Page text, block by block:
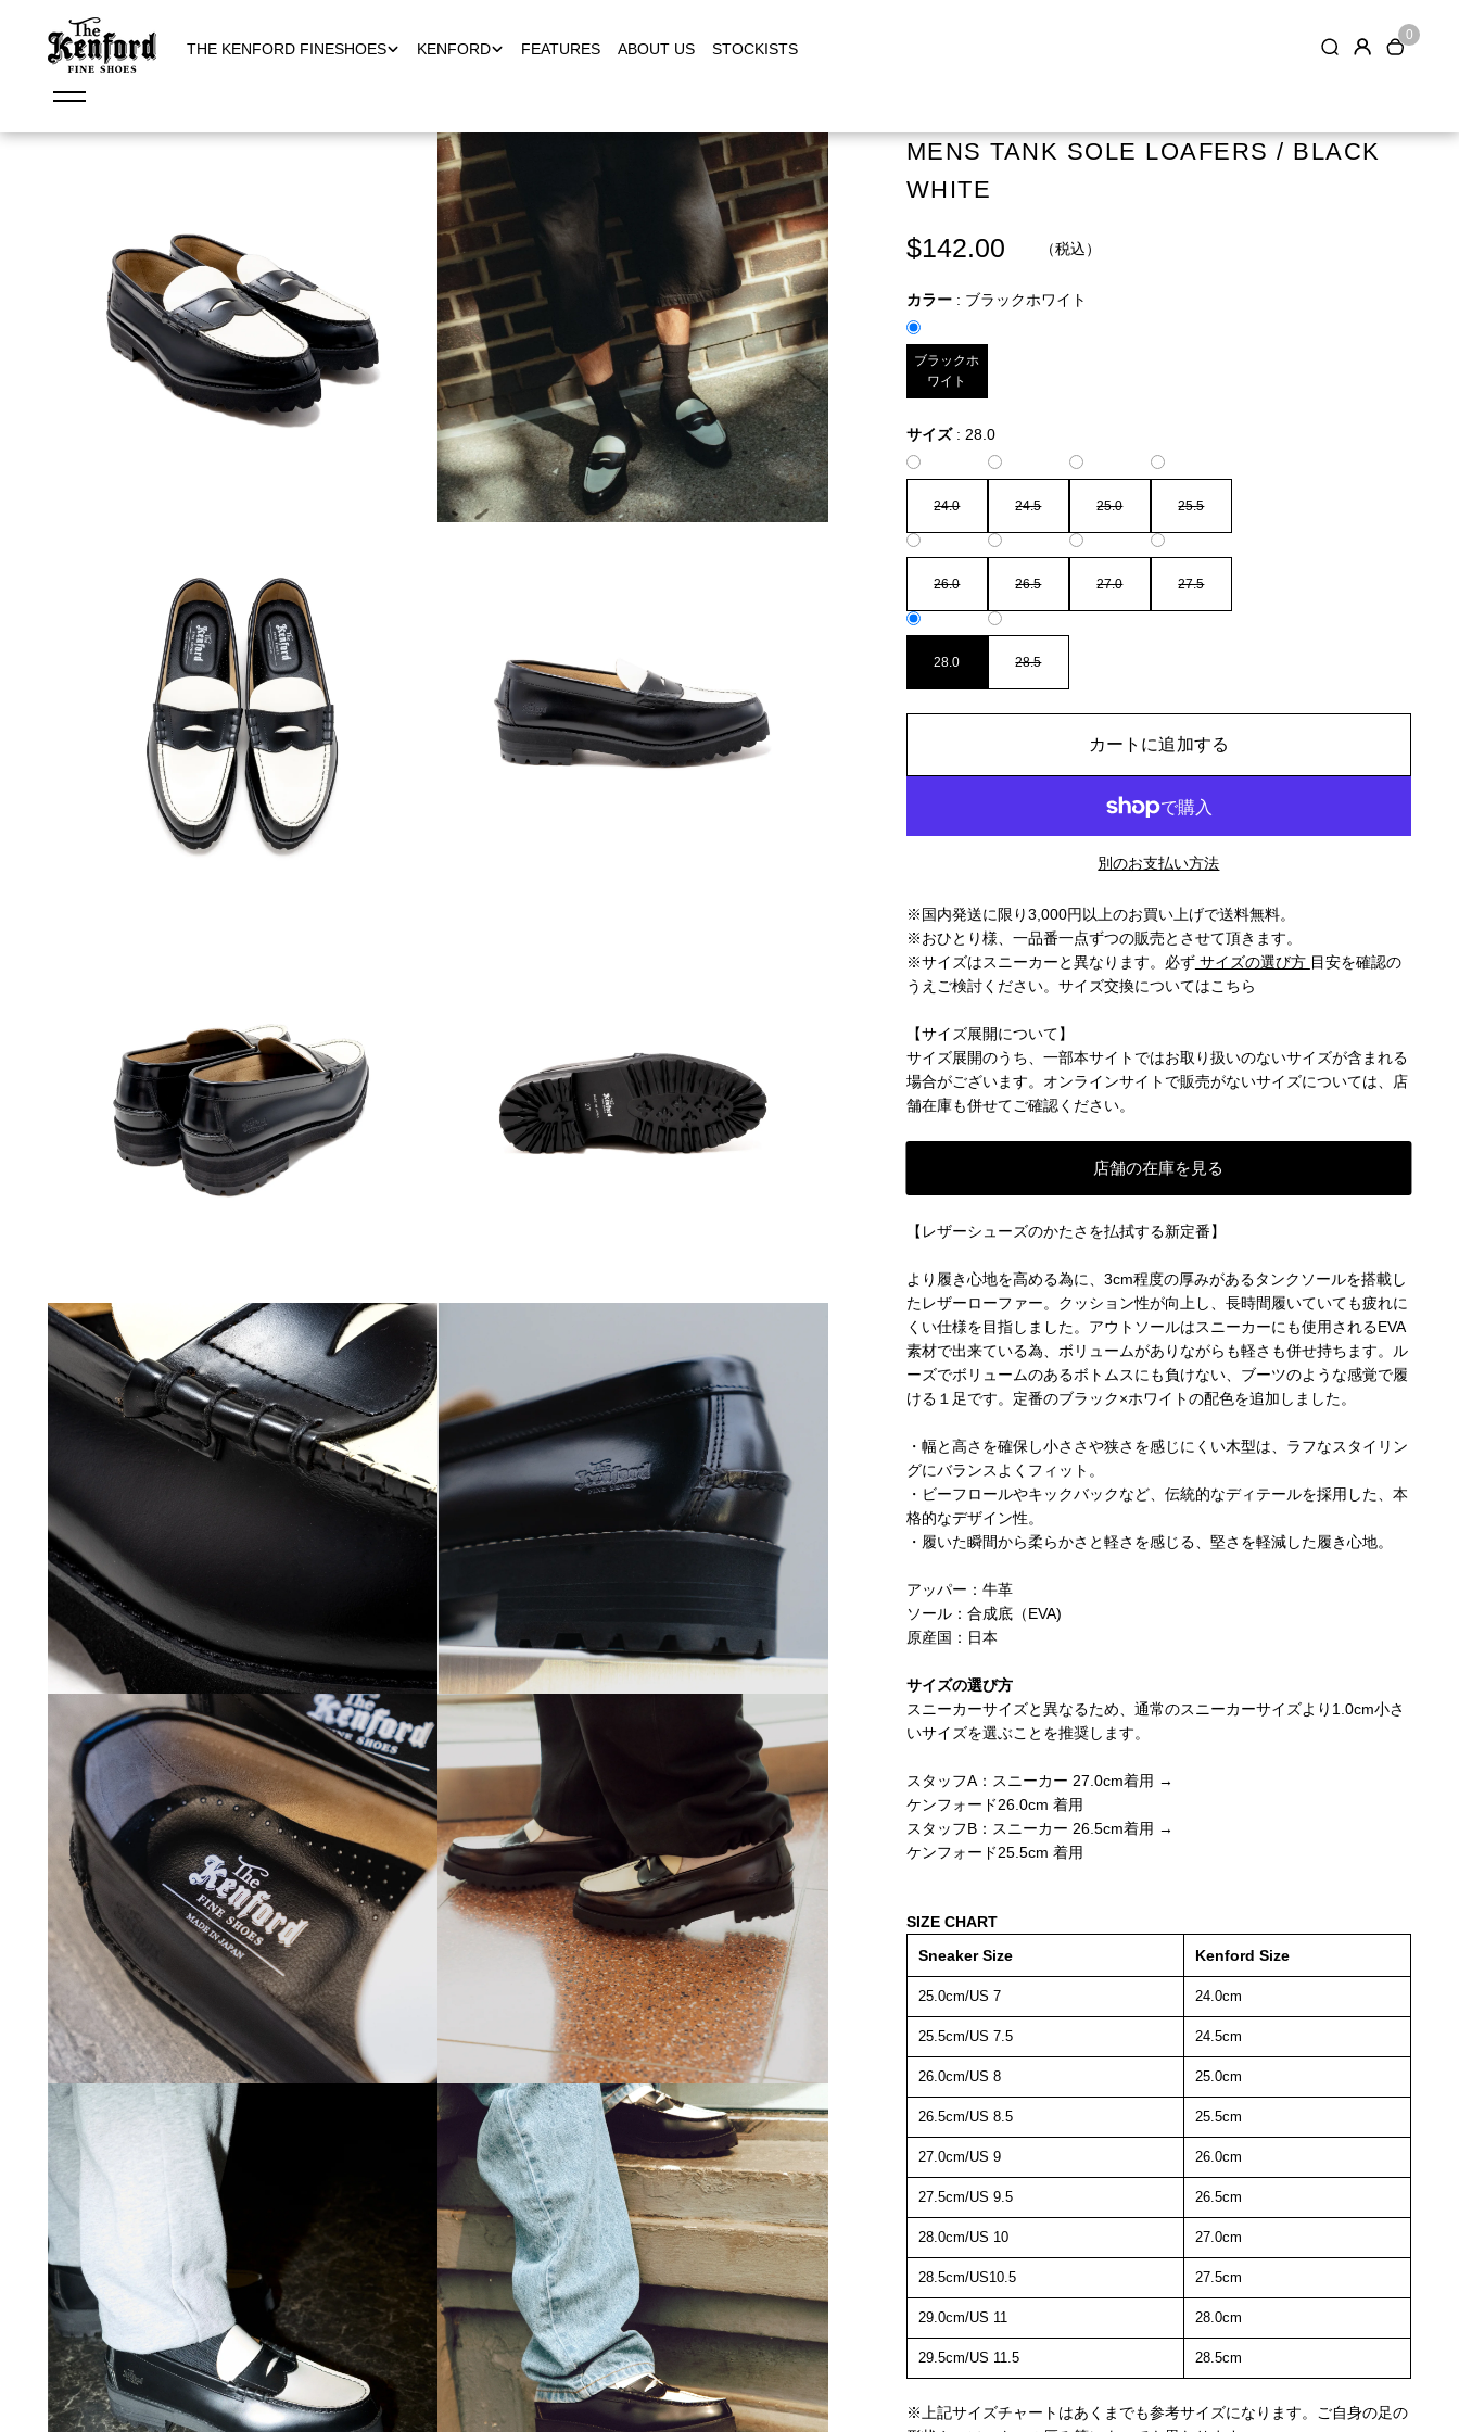
THE KENFORD FINESHOES KENFORD FEATURES ABOUT US STOCKISTS
0
MENS TANK SOLE LOAFERS / BLACK
WHITE
$142.00 （税込）
カラー : ブラックホワイト
ブラックホ
ワイト
サイズ : 28.0
24.0 24.5 25.0 25.5
26.0 26.5 27.0 27.5
28.0 28.5
カートに追加する
別のお支払い方法
※国内発送に限り3,000円以上のお買い上げで送料無料。
※おひとり様、一品番一点ずつの販売とさせて頂きます。
※サイズはスニーカーと異なります。必ずサイズの選び方 目安を確認の
うえご検討ください。 サイズ交換についてはこちら
【サイズ展開について】
サイズ展開のうち、一部本サイトではお取り扱いのないサイズが含まれる
場合がございます。オンラインサイトで販売がないサイズについては、店
舗在庫も併せてご確認ください。
店舗の在庫を見る
【レザーシューズのかたさを払拭する新定番】
より履き心地を高める為に、3cm程度の厚みがあるタンクソールを搭載し
たレザーローファー。クッション性が向上し、長時間履いていても疲れに
くい仕様を目指しました。アウトソールはスニーカーにも使用されるEVA
素材で出来ている為、ボリュームがありながらも軽さも併せ持ちます。ル
ーズでボリュームのあるボトムスにも負けない、ブーツのような感覚で履
ける１足です。定番のブラック×ホワイトの配色を追加しました。
・幅と高さを確保し小ささや狭さを感じにくい木型は、ラフなスタイリン
グにバランスよくフィット。
・ビーフロールやキックバックなど、伝統的なディテールを採用した、本
格的なデザイン性。
・履いた瞬間から柔らかさと軽さを感じる、堅さを軽減した履き心地。
アッパー：牛革
ソール：合成底（EVA)
原産国：日本
サイズの選び方
スニーカーサイズと異なるため、通常のスニーカーサイズより1.0cm小さ
いサイズを選ぶことを推奨します。
スタッフA：スニーカー 27.0cm着用 →
ケンフォード26.0cm 着用
スタッフB：スニーカー 26.5cm着用 →
ケンフォード25.5cm 着用
SIZE CHART
Sneaker Size
Kenford Size
25.0cm/US 7 24.0cm
25.5cm/US 7.5 24.5cm
26.0cm/US 8 25.0cm
26.5cm/US 8.5 25.5cm
27.0cm/US 9 26.0cm
27.5cm/US 9.5 26.5cm
28.0cm/US 10 27.0cm
28.5cm/US10.5 27.5cm
29.0cm/US 11 28.0cm
29.5cm/US 11.5 28.5cm
※上記サイズチャートはあくまでも参考サイズになります。ご自身の足の